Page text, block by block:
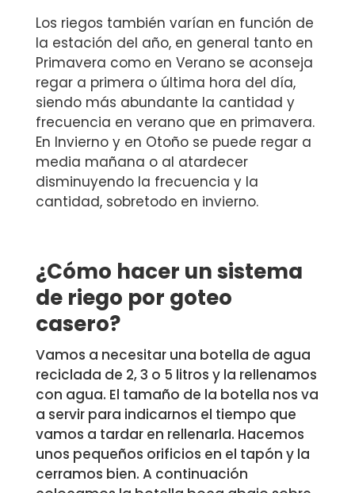
Los riegos también varían en función de
la estación del año, en general tanto en
Primavera como en Verano se aconseja
regar a primera o última hora del día,
siendo más abundante la cantidad y
frecuencia en verano que en primavera.
En Invierno y en Otoño se puede regar a
media mañana o al atardecer
disminuyendo la frecuencia y la
cantidad, sobretodo en invierno.
¿Cómo hacer un sistema
de riego por goteo
casero?
Vamos a necesitar una botella de agua
reciclada de 2, 3 o 5 litros y la rellenamos
con agua. El tamaño de la botella nos va
a servir para indicarnos el tiempo que
vamos a tardar en rellenarla. Hacemos
unos pequeños orificios en el tapón y la
cerramos bien. A continuación